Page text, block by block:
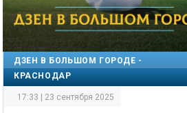
ДЗЕН В БОЛЬШОМ ГОРОДЕ -
КРАСНОДАР
17:33 | 23 сентября 2025